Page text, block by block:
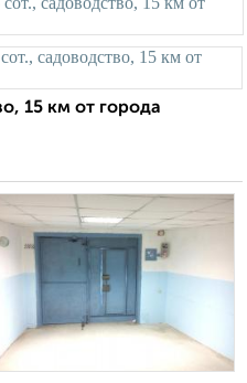
15 км от города